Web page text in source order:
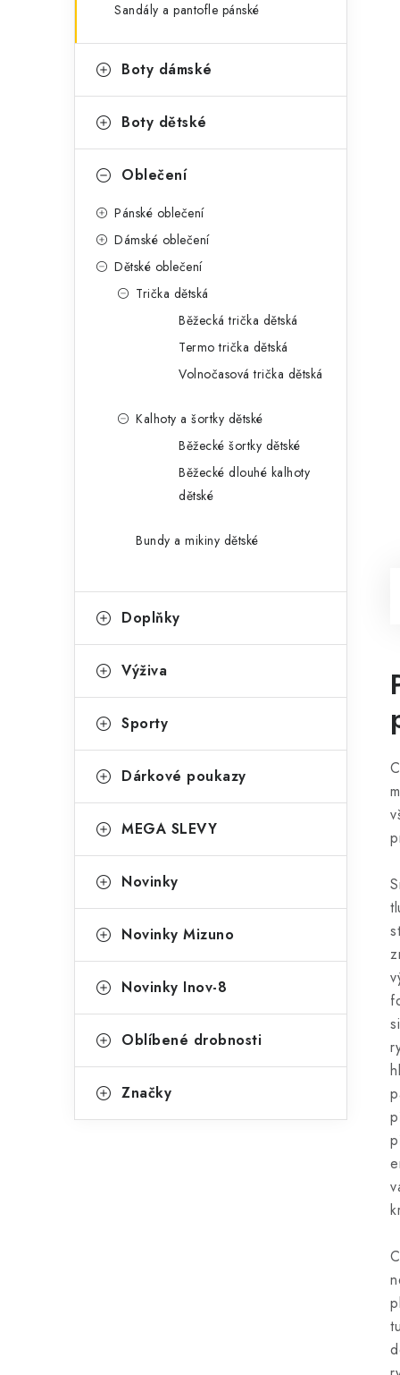
n
l
Sandály a pantofle pánské
Boty dámské
Boty dětské
Oblečení
Pánské oblečení
Dámské oblečení
Dětské oblečení
Trička dětská
Běžecká trička dětská
Termo trička dětská
Volnočasová trička dětská
Kalhoty a šortky dětské
Běžecké šortky dětské
Běžecké dlouhé kalhoty
dětské
Bundy a mikiny dětské
Doplňky
Výživa
Sporty
Dárkové poukazy
MEGA SLEVY
Novinky
Novinky Mizuno
Novinky Inov-8
Oblíbené drobnosti
Značky